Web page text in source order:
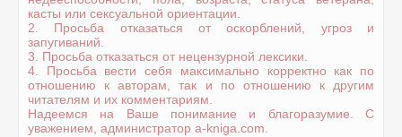
касты или сексуальной ориентации.
2. Просьба отказаться от оскорблений, угроз и
запугиваний.
3. Просьба отказаться от нецензурной лексики.
4. Просьба вести себя максимально корректно как по
отношению к авторам, так и по отношению к другим
читателям и их комментариям.
Надеемся на Ваше понимание и благоразумие. С
уважением, администратор a-kniga.com.